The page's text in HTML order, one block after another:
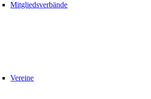
Mitgliedsverbände
Vereine